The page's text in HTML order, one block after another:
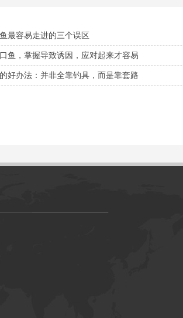
最容易走进的三个误区
鱼，掌握导致诱因，应对起来才容易
好办法：并非全靠钓具，而是靠套路